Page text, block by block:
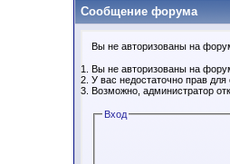
Сообщение форума
Вы не авторизованы на
Вы не авторизованы на
У вас недостаточно прав
Возможно, администратор
Вход